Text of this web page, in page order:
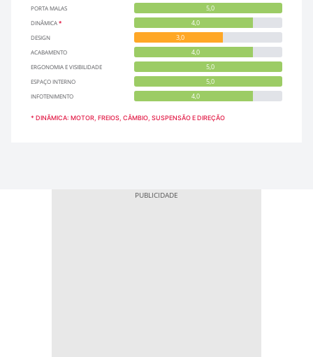
PORTA MALAS 5,0
DINÂMICA * 4,0
DESIGN 3,0
ACABAMENTO 4,0
ERGONOMIA E VISIBILIDADE 5,0
ESPAÇO INTERNO 5,0
INFOTENIMENTO 4,0
* DINÃMICA: MOTOR, FREIOS, CÂMBIO, SUSPENSÃO E DIREÇÃO